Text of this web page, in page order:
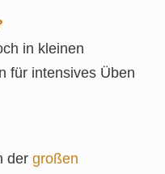
in kleinen
für intensives Üben
der großen